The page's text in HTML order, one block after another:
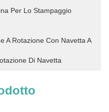
Per Lo Stampaggio
A Rotazione Con Navetta A
Di Navetta